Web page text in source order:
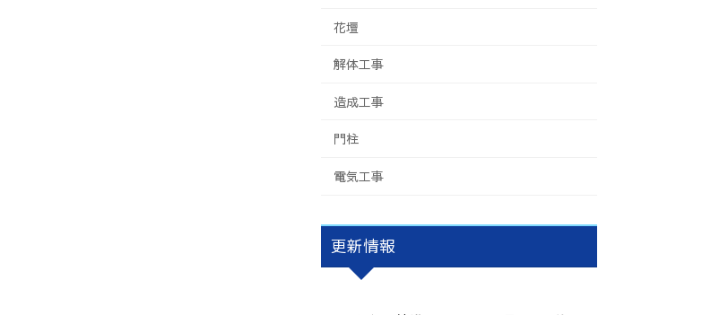
花壇
解体工事
造成工事
門柱
電気工事
更新情報